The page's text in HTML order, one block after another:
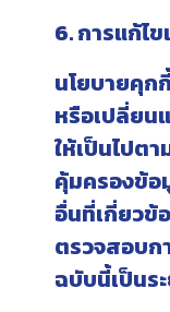
6. การแก้ไ
นโยบายคุก
หรือเปลี่ยน
ให้เป็นไปต
คุ้มครองข้
อื่นที่เกี่ยวข้
ตรวจสอบก
ฉบับนี้เป็นร